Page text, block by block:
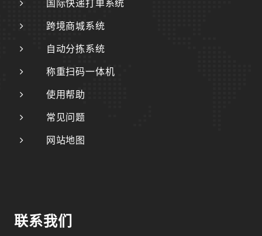
国际快递打单系统
跨境商城系统
自动分拣系统
称重扫码一体机
使用帮助
常见问题
网站地图
联系我们